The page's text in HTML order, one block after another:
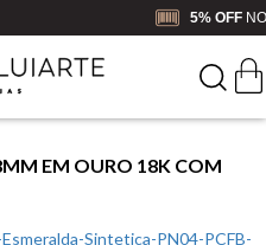
NO BOLETO OU PIX
EM OURO 18K COM